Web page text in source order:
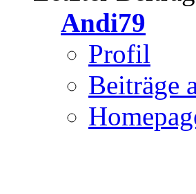
Andi79
Profil
Beiträge